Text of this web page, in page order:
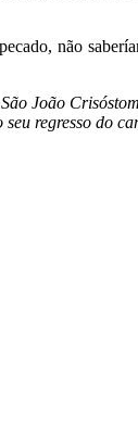
não
São João
regresso do